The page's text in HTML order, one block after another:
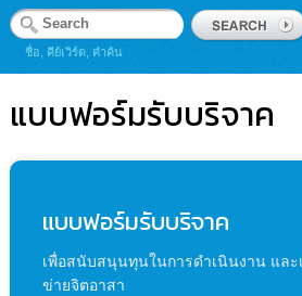
ชื่อ, คีย์เวิร์ด, คำค้น
แบบฟอร์มรับบริจาค
แบบฟอร์มรับบริจาค
เพื่อสนับสนุนทุนในการดำเนินงาน และ
ข่ายจิตอาสา